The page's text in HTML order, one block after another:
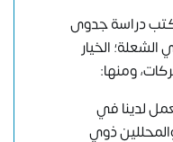
دراسة جدوى
الخيار
ومنها:
لدينا في
ذوي